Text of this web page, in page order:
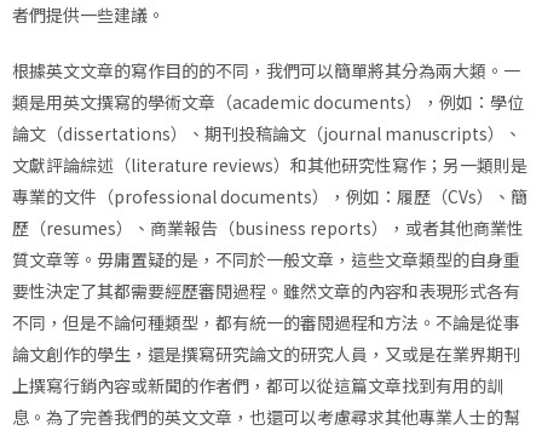
者們提供一些建議。
根據英文文章的寫作目的的不同，我們可以簡單將其分為兩大類。一
類是用英文撰寫的學術文章（academic documents），例如：學位
論文（dissertations）、期刊投稿論文（journal manuscripts）、
文獻評論綜述（literature reviews）和其他研究性寫作；另一類則是
專業的文件（professional documents），例如：履歷（CVs）、簡
歷（resumes）、商業報告（business reports），或者其他商業性
質文章等。毋庸置疑的是，不同於一般文章，這些文章類型的自身重
要性決定了其都需要經歷審閱過程。雖然文章的內容和表現形式各有
不同，但是不論何種類型，都有統一的審閱過程和方法。不論是從事
論文創作的學生，還是撰寫研究論文的研究人員，又或是在業界期刊
上撰寫行銷內容或新聞的作者們，都可以從這篇文章找到有用的訓
息。為了完善我們的英文文章，也還可以考慮尋求其他專業人士的幫